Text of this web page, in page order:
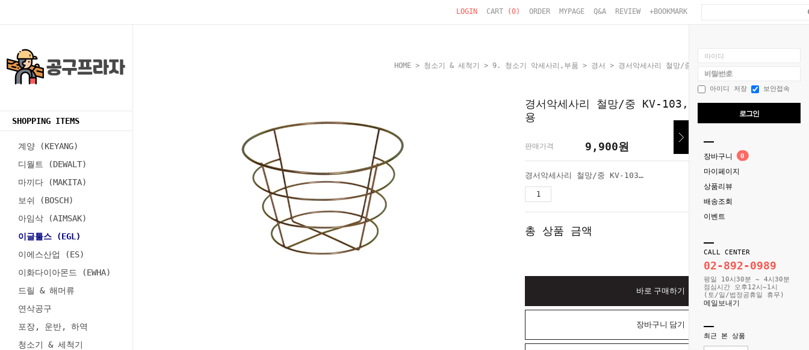
LOGIN CART (0) ORDER MYPAGE Q&A REVIEW +BOOKMARK
SHOPPING ITEMS
계양 (KEYANG)
디월트 (DEWALT)
마끼다 (MAKITA)
보쉬 (BOSCH)
아임삭 (AIMSAK)
이글툴스 (EGL)
이에스산업 (ES)
이화다이아몬드 (EWHA)
드릴 & 해머류
연삭공구
포장, 운반, 하역
청소기 & 세척기
아이디
비밀번호
아이디 저장
보안접속
로그인
장바구니 0
마이페이지
상품리뷰
배송조회
이벤트
CALL CENTER
02-892-0989
평일 10시30분 ~ 4시30분
점심시간 오후12시~1시
(토/일/법정공휴일 휴무)
메일보내기
최근 본 상품
HOME > 청소기 & 세척기 > 9. 청소기 악세사리,부품 > 경서 > 경서악세사리 철망/중 KV-103,KV-500N,SC-103W용
경서악세사리 철망/중 KV-103,KV-500N,SC-103W
용
판매가격 9,900원
경서악세사리 철망/중 KV-103,KV-500N,SC-103W용
총 상품 금액
바로 구매하기
장바구니 담기